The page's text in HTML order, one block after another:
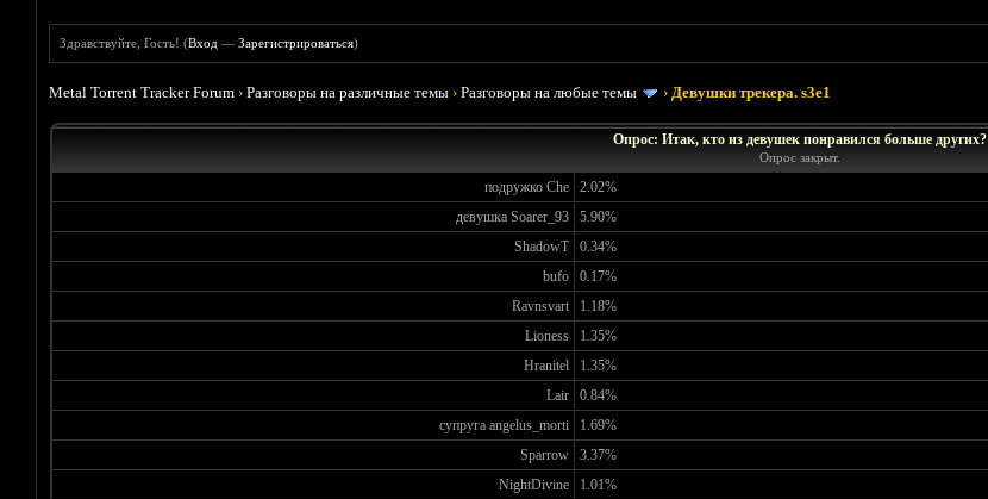
Здравствуйте, Гость! (Вход —Зарегистрироваться)
Metal Torrent Tracker Forum ›Разговоры на различные темы ›Разговоры на любые темы ›Девушки трекера. s3e1
Опрос: Итак, кто из девушек понравился больше других?
Опрос закрыт.
подружко Che 2.02%
девушка Soarer_93
5.90%
ShadowT
0.34%
bufo
0.17%
Ravnsvart
1.18%
Lioness
1.35%
Hranitel
1.35%
Lair
0.84%
супруга angelus_morti
1.69%
Sparrow
3.37%
NightDivine
1.01%